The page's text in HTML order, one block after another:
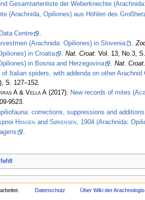
Gesamtartenliste der Weberknechte
(Arachnida, Opiliones) aus Höhlen des
Centre
.
(Arachnida: Opiliones) in Slovenia .
in Croatia Nat. Croat. Vol. 13, No.3,
in Bosnia and Herzegovina Nat.
Italian spiders, with addenda on other
S. 127–152.
A & Vella A(2017): New records of mites
9523.
corrections, suppressions and additions
Hansen and Sørensen, 1904 (Arachnida:
.
Datenschutz Über Wiki der